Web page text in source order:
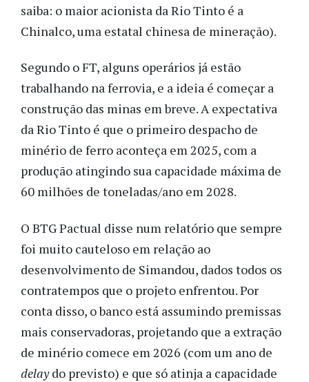
saiba: o maior acionista da Rio Tinto é a
Chinalco, uma estatal chinesa de mineração).
Segundo o FT, alguns operários já estão
trabalhando na ferrovia, e a ideia é começar a
construção das minas em breve. A expectativa
da Rio Tinto é que o primeiro despacho de
minério de ferro aconteça em 2025, com a
produção atingindo sua capacidade máxima de
60 milhões de toneladas/ano em 2028.
O BTG Pactual disse num relatório que sempre
foi muito cauteloso em relação ao
desenvolvimento de Simandou, dados todos os
contratempos que o projeto enfrentou. Por
conta disso, o banco está assumindo premissas
mais conservadoras, projetando que a extração
de minério comece em 2026 (com um ano de
delaydo previsto) e que só atinja a capacidade